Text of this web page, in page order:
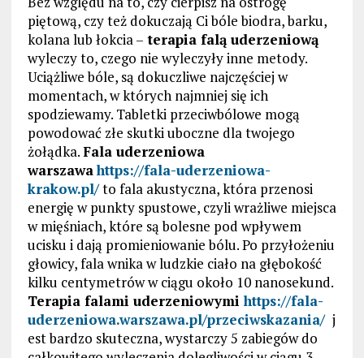
piętową, czy też dokuczają Ci bóle biodra, barku,
kolana lub łokcia – terapia falą uderzeniową
wyleczy to, czego nie wyleczyły inne metody.
Uciążliwe bóle, są dokuczliwe najczęściej w
momentach, w których najmniej się ich
spodziewamy. Tabletki przeciwbólowe mogą
powodować złe skutki uboczne dla twojego
żołądka.Fala uderzeniowa
warszawahttps://fala-uderzeniowa-
krakow.pl/to fala akustyczna, która przenosi
energię w punkty spustowe, czyli wrażliwe miejsca
w mięśniach, które są bolesne pod wpływem
ucisku i dają promieniowanie bólu. Po przyłożeniu
głowicy, fala wnika w ludzkie ciało na głębokość
kilku centymetrów w ciągu około 10 nanosekund.
Terapia falami uderzeniowymihttps://fala-
uderzeniowa.warszawa.pl/przeciwskazania/ j
est bardzo skuteczna, wystarczy 5 zabiegów do